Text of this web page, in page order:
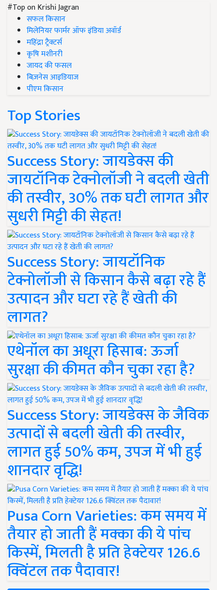
#Top on Krishi Jagran
सफल किसान
मिलेनियर फार्मर ऑफ इंडिया अवॉर्ड
महिंद्रा ट्रैक्टर्स
कृषि मशीनरी
जायद की फसल
बिज़नेस आइडियाज
पीएम किसान
Top Stories
Success Story: जायडेक्स की
जायटॉनिक टेक्नोलॉजी ने बदली खेती
की तस्वीर, 30% तक घटी लागत और
सुधरी मिट्टी की सेहत!
Success Story: जायटॉनिक
टेक्नोलॉजी से किसान कैसे बढ़ा रहे हैं
उत्पादन और घटा रहे हैं खेती की
लागत?
एथेनॉल का अधूरा हिसाब: ऊर्जा
सुरक्षा की कीमत कौन चुका रहा है?
Success Story: जायडेक्स के जैविक
उत्पादों से बदली खेती की तस्वीर,
लागत हुई 50% कम, उपज में भी हुई
शानदार वृद्धि!
Pusa Corn Varieties: कम समय में
तैयार हो जाती हैं मक्का की ये पांच
किस्में, मिलती है प्रति हेक्टेयर 126.6
क्विंटल तक पैदावार!